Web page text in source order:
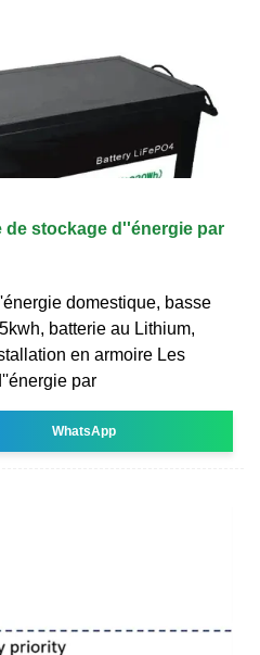
de stockage d''énergie par
domestique, basse
batterie au Lithium,
en armoire Les
par
WhatsApp